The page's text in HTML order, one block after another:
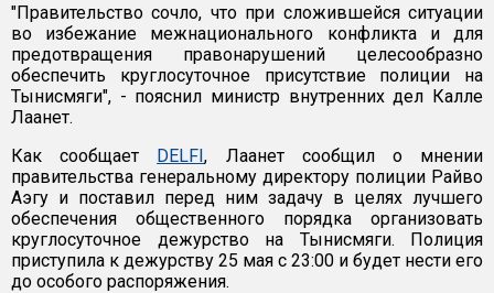
"Правительство сочло, что при сложившейся ситуации
во избежание межнационального конфликта и для
предотвращения правонарушений целесообразно
обеспечить круглосуточное присутствие полиции на
Тынисмяги", - пояснил министр внутренних дел Калле
Лаанет.
Как сообщает DELFI, Лаанет сообщил о мнении
правительства генеральному директору полиции Райво
Аэгу и поставил перед ним задачу в целях лучшего
обеспечения общественного порядка организовать
круглосуточное дежурство на Тынисмяги. Полиция
приступила к дежурству 25 мая с 23:00 и будет нести его
до особого распоряжения.